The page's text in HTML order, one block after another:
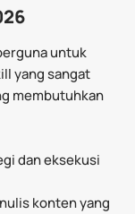
untuk
yang sangat
membutuhkan
dan eksekusi
konten yang